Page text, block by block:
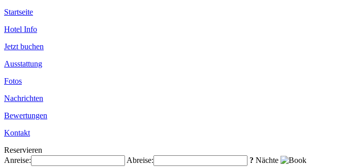
Startseite
Hotel Info
Jetzt buchen
Ausstattung
Fotos
Nachrichten
Bewertungen
Kontakt
Reservieren
Anreise:
Abreise: ? Nächte